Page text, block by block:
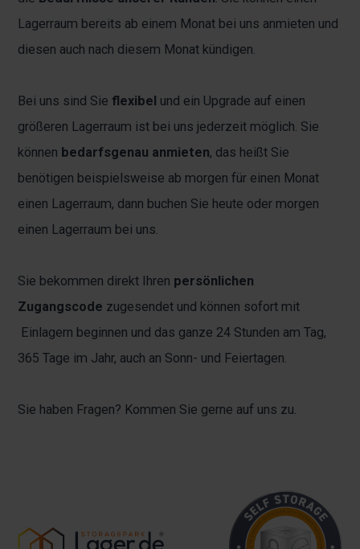
Lagerraum bereits ab einem Monat bei uns anmieten und
diesen auch nach diesem Monat kündigen.
Bei uns sind Sie flexibel und ein Upgrade auf einen
größeren Lagerraum ist bei uns jederzeit möglich. Sie
können bedarfsgenau anmieten, das heißt Sie
benötigen beispielsweise ab morgen für einen Monat
einen Lagerraum, dann buchen Sie heute oder morgen
einen Lagerraum bei uns.
Sie bekommen direkt Ihren persönlichen
Zugangscode zugesendet und können sofort mit
Einlagern beginnen und das ganze 24 Stunden am Tag,
365 Tage im Jahr, auch an Sonn- und Feiertagen.
Sie haben Fragen? Kommen Sie gerne auf uns zu.